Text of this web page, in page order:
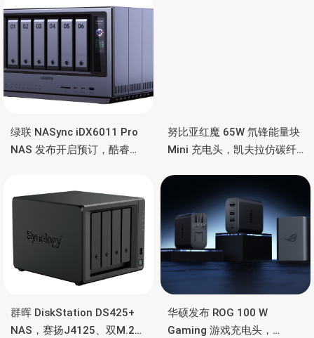
绿联 NASync iDX6011 Pro
NAS 发布开启预订，酷睿
努比亚红魔 65W 氘锋能量块
Mini 充电头，凯夫拉仿碳纤
群晖 DiskStation DS425+
NAS，赛扬J4125、双M.2
华硕发布 ROG 100 W
Gaming 游戏充电头，